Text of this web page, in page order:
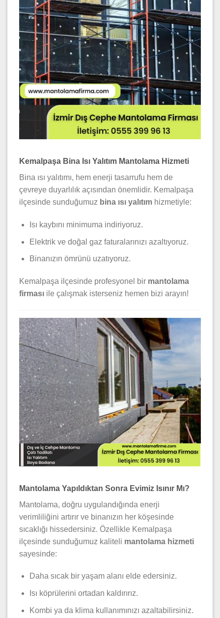
Kemalpaşa Bina Isı Yalıtım Mantolama Hizmeti
Bina ısı yalıtımı, hem enerji tasarrufu hem de
çevreye duyarlılık açısından önemlidir. Kemalpaşa
ilçesinde sunduğumuz bina ısı yalıtım hizmetiyle:
Isı kaybını minimuma indiriyoruz.
Elektrik ve doğal gaz faturalarınızı azaltıyoruz.
Binanızın ömrünü uzatıyoruz.
Kemalpaşa ilçesinde profesyonel bir mantolama
firması ile çalışmak isterseniz hemen bizi arayın!
Mantolama Yapıldıktan Sonra Evimiz Isınır Mı?
Mantolama, doğru uygulandığında enerji
verimliliğini artırır ve binanızın her köşesinde
sıcaklığı hissedersiniz. Özellikle Kemalpaşa
ilçesinde sunduğumuz kaliteli mantolama hizmeti
sayesinde:
Daha sıcak bir yaşam alanı elde edersiniz.
Isı köprülerini ortadan kaldırırız.
Kombi ya da klima kullanımınızı azaltabilirsiniz.